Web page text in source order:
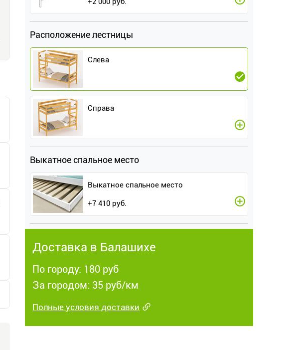
Расположение лестницы
Слева
Справа
Выкатное спальное место
Выкатное спальное место
+7 410 руб.
Доставка в Балашихе
По городу: 180 руб
За городом: 35 руб/км
Полные условия доставки